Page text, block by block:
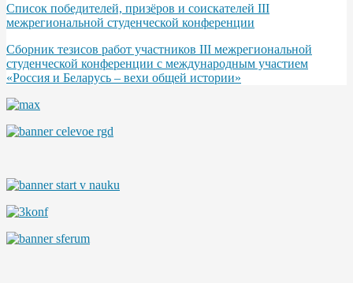
Список победителей, призёров и соискателей III
межрегиональной студенческой конференции
Сборник тезисов работ участников III межрегиональной
студенческой конференции с международным участием
«Россия и Беларусь – вехи общей истории»